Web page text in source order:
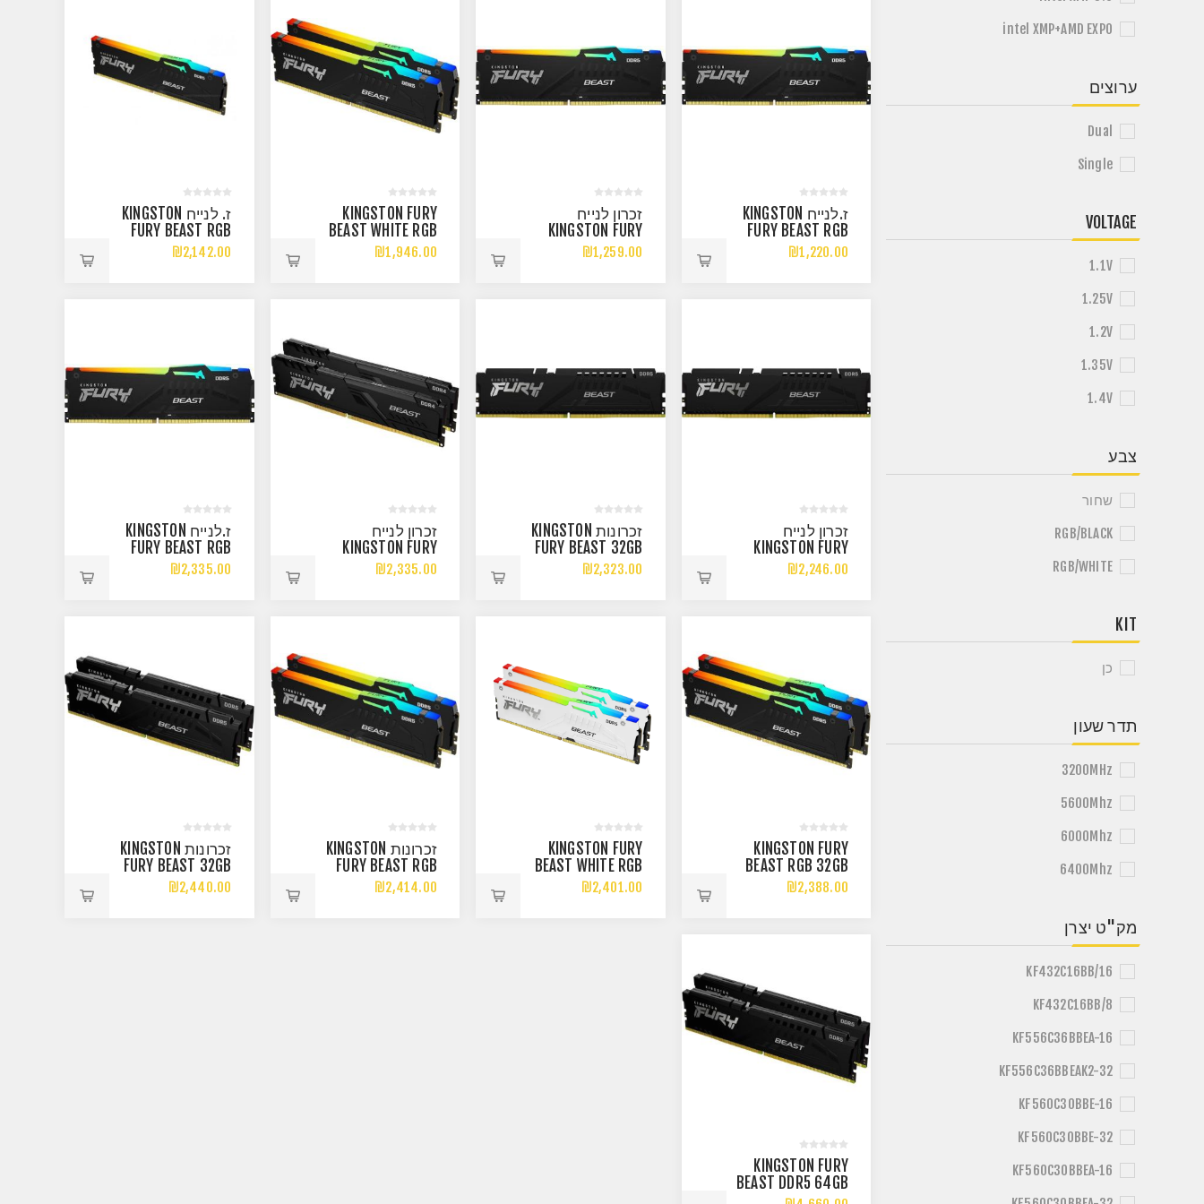
ז.לנייח KINGSTON
FURY BEAST RGB
16GB DDR5
6000MHZ CL30
₪1,220.00
זכרון לנייח
KINGSTON FURY
BEAST BLACK RGB
16GB 6400MHZ
₪1,259.00
KINGSTON FURY
BEAST WHITE RGB
EXPO 32GB 2X16
5600MHZ DDR5
₪1,946.00
ז. לנייח KINGSTON
FURY BEAST RGB
32GB DDR5
6000MHZ C36
₪2,142.00
זכרון לנייח
KINGSTON FURY
BEAST 32GB DDR5
6000MHZ C36 AMD
₪2,246.00
זכרונות KINGSTON
FURY BEAST 32GB
6000MHZ CL30
EXPO/XMP
₪2,323.00
זכרון לנייח
KINGSTON FURY
BEAST BLACK 32GB
2X16 6000MHZ
₪2,335.00
ז.לנייח KINGSTON
FURY BEAST RGB
32GB DDR5
6000MHZ CL30
₪2,335.00
KINGSTON FURY
BEAST RGB 32GB
KIT 2X16GB
6000MHZ DDR5
₪2,388.00
KINGSTON FURY
BEAST WHITE RGB
EXPO 32GB 2X16
6000MHZ DDR5
₪2,401.00
זכרונות KINGSTON
FURY BEAST RGB
32GB 2X16GB
6000MHZ CL36
₪2,414.00
זכרונות KINGSTON
FURY BEAST 32GB
2X16GB 6000MHZ
CL30 EXPO/XMP
₪2,440.00
KINGSTON FURY
BEAST DDR5 64GB
2X32GB 6000MHZ
intel XMP+AMD EXPO
ערוצים
Dual
Single
VOLTAGE
1.1V
1.25V
1.2V
1.35V
1.4V
צבע
שחור
RGB/BLACK
RGB/WHITE
KIT
כן
תדר שעון
3200MHz
5600Mhz
6000Mhz
6400Mhz
מק"ט יצרן
KF432C16BB/16
KF432C16BB/8
KF556C36BBEA-16
KF556C36BBEAK2-32
KF560C30BBE-16
KF560C30BBE-32
KF560C30BBEA-16